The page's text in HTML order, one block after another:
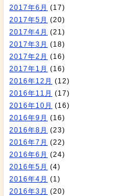
2017年6月 (17)
2017年5月 (20)
2017年4月 (21)
2017年3月 (18)
2017年2月 (16)
2017年1月 (16)
2016年12月 (12)
2016年11月 (17)
2016年10月 (16)
2016年9月 (16)
2016年8月 (23)
2016年7月 (22)
2016年6月 (24)
2016年5月 (4)
2016年4月 (1)
2016年3月 (20)